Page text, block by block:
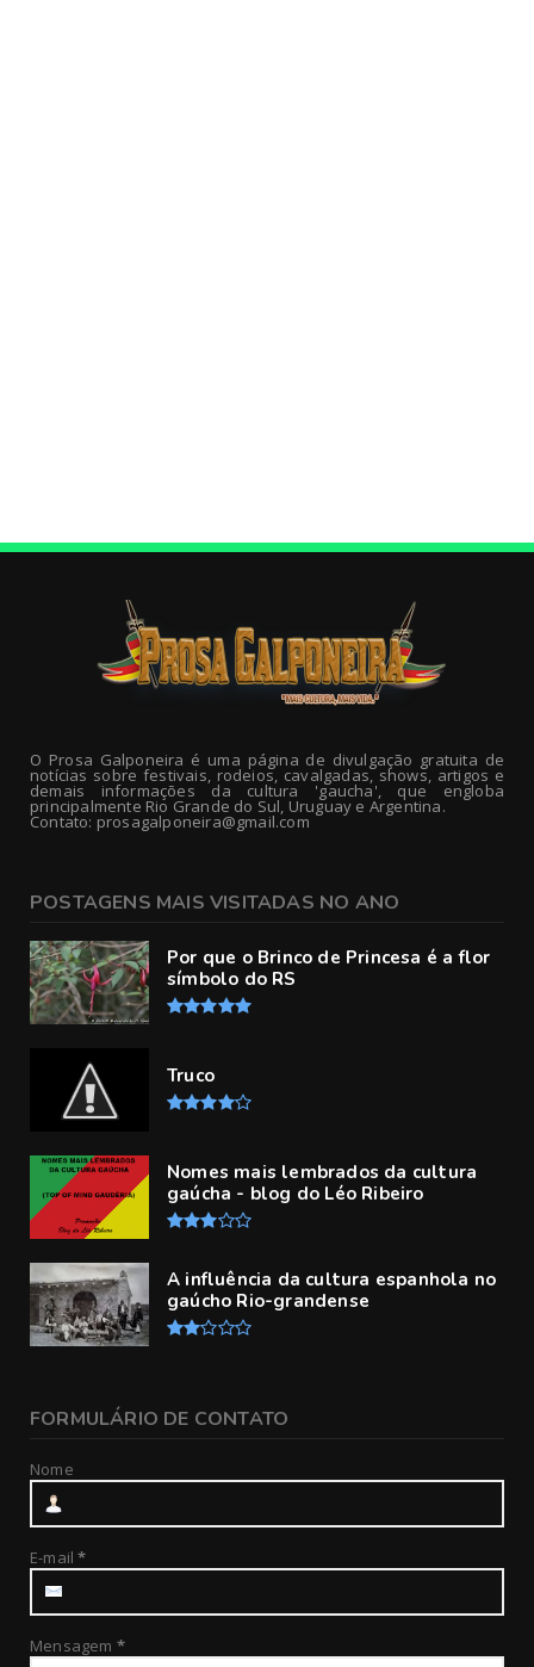
O Prosa Galponeira é uma página de divulgação gratuita de
notícias sobre festivais, rodeios, cavalgadas, shows, artigos e
demais informações da cultura 'gaucha', que engloba
principalmente Rio Grande do Sul, Uruguay e Argentina.
Contato: prosagalponeira@gmail.com
POSTAGENS MAIS VISITADAS NO ANO
Por que o Brinco de Princesa é a flor
símbolo do RS
Truco
Nomes mais lembrados da cultura
gaúcha - blog do Léo Ribeiro
A influência da cultura espanhola no
gaúcho Rio-grandense
FORMULÁRIO DE CONTATO
Nome
E-mail*
Mensagem *